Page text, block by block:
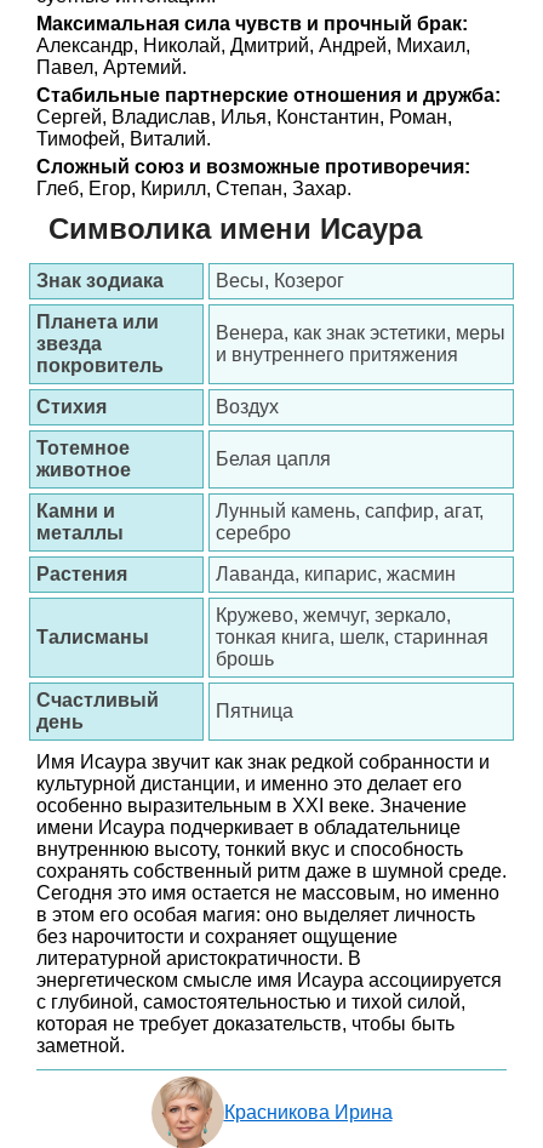
Максимальная сила чувств и прочный брак:
Александр, Николай, Дмитрий, Андрей, Михаил,
Павел, Артемий.
Стабильные партнерские отношения и дружба:
Сергей, Владислав, Илья, Константин, Роман,
Тимофей, Виталий.
Сложный союз и возможные противоречия:
Глеб, Егор, Кирилл, Степан, Захар.
Символика имени Исаура
Знак зодиака
Весы, Козерог
Планета или
звезда
покровитель
Венера, как знак эстетики, меры
и внутреннего притяжения
Стихия
Воздух
Тотемное
животное
Белая цапля
Камни и
металлы
Лунный камень, сапфир, агат,
серебро
Растения
Лаванда, кипарис, жасмин
Талисманы
Кружево, жемчуг, зеркало,
тонкая книга, шелк, старинная
брошь
Счастливый
день
Пятница
Имя Исаура звучит как знак редкой собранности и
культурной дистанции, и именно это делает его
особенно выразительным в XXI веке. Значение
имени Исаура подчеркивает в обладательнице
внутреннюю высоту, тонкий вкус и способность
сохранять собственный ритм даже в шумной среде.
Сегодня это имя остается не массовым, но именно
в этом его особая магия: оно выделяет личность
без нарочитости и сохраняет ощущение
литературной аристократичности. В
энергетическом смысле имя Исаура ассоциируется
с глубиной, самостоятельностью и тихой силой,
которая не требует доказательств, чтобы быть
заметной.
Красникова Ирина